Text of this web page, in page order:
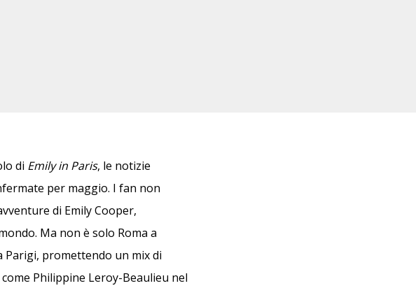
di Emily in Paris, le notizie
per maggio. I fan non
di Emily Cooper,
Ma non è solo Roma a
Parigi, promettendo un mix di
Philippine Leroy-Beaulieu nel